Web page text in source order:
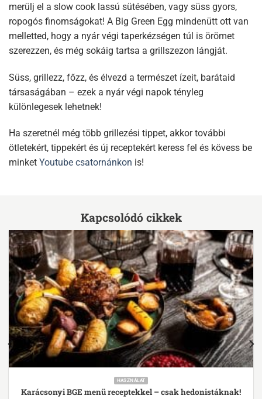
merülj el a slow cook lassú sütésében, vagy süss gyors,
ropogós finomságokat! A Big Green Egg mindenütt ott van
melletted, hogy a nyár végi taperkézségen túl is örömet
szerezzen, és még sokáig tartsa a grillszezon lángját.
Süss, grillezz, főzz, és élvezd a természet ízeit, barátaid
társaságában – ezek a nyár végi napok tényleg
különlegesek lehetnek!
Ha szeretnél még több grillezési tippet, akkor további
ötletekért, tippekért és új receptekért keress fel és kövess be
minket Youtube csatornánkon is!
Kapcsolódó cikkek
HASZNÁLAT
Karácsonyi BGE menü receptekkel – csak hedonistáknak!